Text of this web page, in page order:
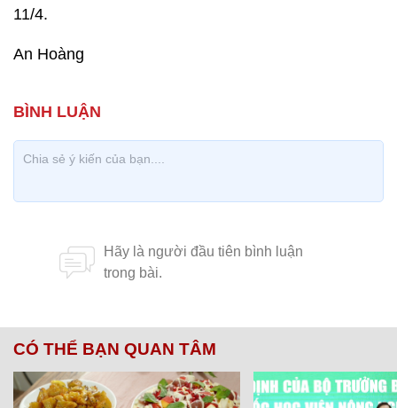
11/4.
An Hoàng
CÓ THỂ BẠN QUAN TÂM